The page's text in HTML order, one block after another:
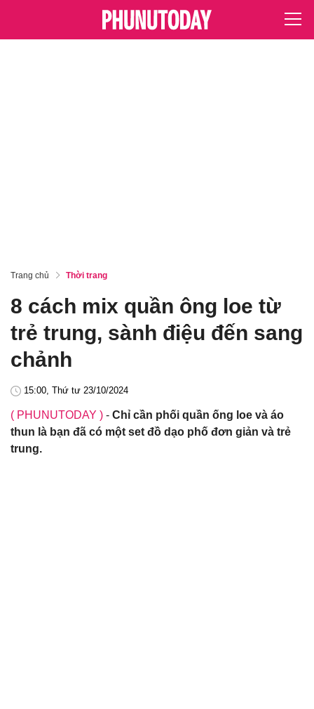
Trang chủ Thời trang
8 cách mix quần ông loe từ
trẻ trung, sành điệu đến sang
chảnh
15:00, Thứ tư 23/10/2024
( PHUNUTODAY ) - Chỉ cần phối quần ống loe và áo
thun là bạn đã có một set đồ dạo phố đơn giản và trẻ
trung.